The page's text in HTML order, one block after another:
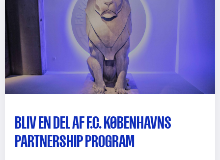
BLIV EN DEL AF F.C. KØBENHAVNS
PARTNERSHIP PROGRAM